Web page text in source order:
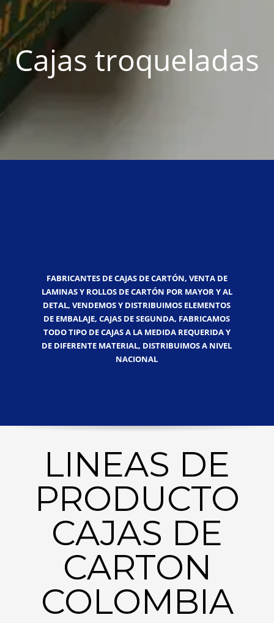
Cajas troqueladas
FABRICANTES DE CAJAS DE CARTÓN, VENTA DE
LAMINAS Y ROLLOS DE CARTÓN POR MAYOR Y AL
DETAL, VENDEMOS Y DISTRIBUIMOS ELEMENTOS
DE EMBALAJE, CAJAS DE SEGUNDA, FABRICAMOS
TODO TIPO DE CAJAS A LA MEDIDA REQUERIDA Y
DE DIFERENTE MATERIAL, DISTRIBUIMOS A NIVEL
NACIONAL
LINEAS DE
PRODUCTO
CAJAS DE
CARTON
COLOMBIA